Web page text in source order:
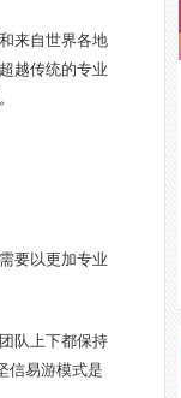
来自世界各地
越传统的专业
要以更加专业
队上下都保持
信易游模式是